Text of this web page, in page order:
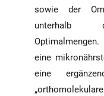
sowie der
unterhalb
eine
eine